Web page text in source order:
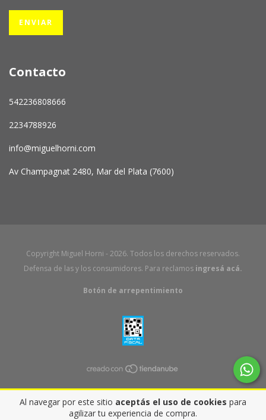
Al navegar por este sitio aceptás el uso de cookies para
agilizar tu experiencia de compra.
Contacto
542236808666
2234788926
info@miguelhorni.com
Av Champagnat 2480, Mar del Plata (7600)
Copyright Miguel Horni - 2026. Todos los derechos reservados.
Defensa de las y los consumidores. Para reclamos ingresá acá.
Botón de arrepentimiento